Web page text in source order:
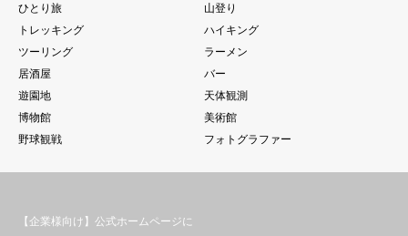
ひとり旅
山登り
トレッキング
ハイキング
ツーリング
ラーメン
居酒屋
バー
遊園地
天体観測
博物館
美術館
野球観戦
フォトグラファー
【企業様向け】公式ホームページに